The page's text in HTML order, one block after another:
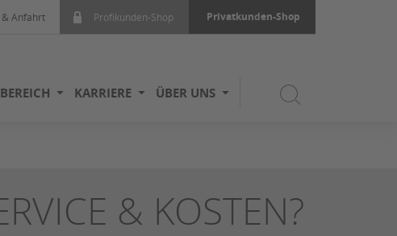
& Anfahrt Profikunden-Shop Privatkunden-Shop
KARRIERE ÜBER UNS
& KOSTEN?